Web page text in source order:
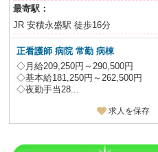
最寄駅：
JR 安積永盛駅 徒歩16分
正看護師 病院 常勤 病棟
◇月給209,250円～290,500円
◇基本給181,250円～262,500円
◇夜勤手当28...
求人を保存